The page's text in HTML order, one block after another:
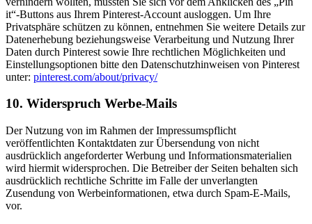
it“-Buttons aus Ihrem Pinterest-Account ausloggen. Um Ihre
Privatsphäre schützen zu können, entnehmen Sie weitere Details zur
Datenerhebung beziehungsweise Verarbeitung und Nutzung Ihrer
Daten durch Pinterest sowie Ihre rechtlichen Möglichkeiten und
Einstellungsoptionen bitte den Datenschutzhinweisen von Pinterest
unter: pinterest.com/about/privacy/
10. Widerspruch Werbe-Mails
Der Nutzung von im Rahmen der Impressumspflicht
veröffentlichten Kontaktdaten zur Übersendung von nicht
ausdrücklich angeforderter Werbung und Informationsmaterialien
wird hiermit widersprochen. Die Betreiber der Seiten behalten sich
ausdrücklich rechtliche Schritte im Falle der unverlangten
Zusendung von Werbeinformationen, etwa durch Spam-E-Mails,
vor.